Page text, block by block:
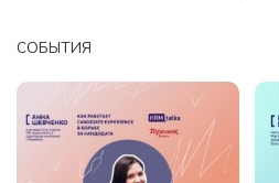
СОБЫТИЯ